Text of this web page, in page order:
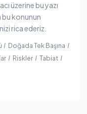
üzerine bu yazı
bu konunun
rica ederiz.
Doğada Tek Başına
Riskler
Tabiat